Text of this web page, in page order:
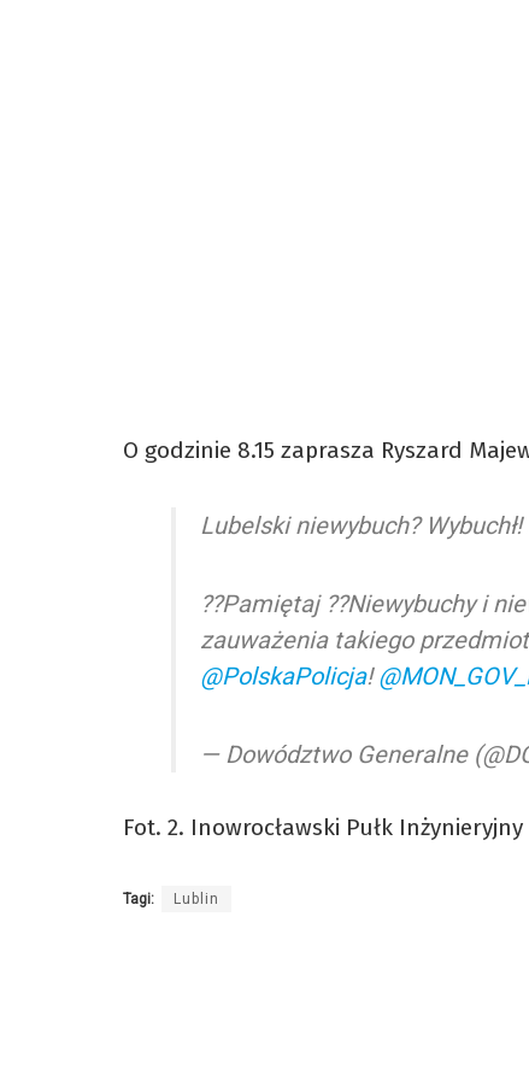
O godzinie 8.15 zaprasza Ryszard
Lubelski niewybuch?
??Pamiętaj ??Niewybuchy i
zauważenia takiego
@PolskaPolicja!
— Dowództwo Generalne
Fot. 2. Inowrocławski Pułk Inżynieryjny
Tagi: Lublin